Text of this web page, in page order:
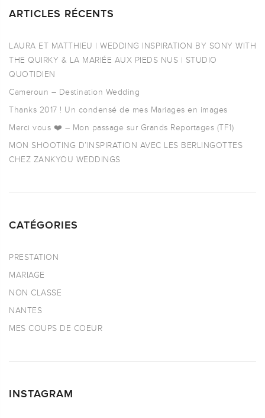
ARTICLES RÉCENTS
LAURA ET MATTHIEU | WEDDING INSPIRATION BY SONY WITH
THE QUIRKY & LA MARIÉE AUX PIEDS NUS | STUDIO
QUOTIDIEN
Cameroun – Destination Wedding
Thanks 2017 ! Un condensé de mes Mariages en images
Merci vous ❤️ – Mon passage sur Grands Reportages (TF1)
MON SHOOTING D’INSPIRATION AVEC LES BERLINGOTTES
CHEZ ZANKYOU WEDDINGS
CATÉGORIES
PRESTATION
MARIAGE
NON CLASSE
NANTES
MES COUPS DE COEUR
INSTAGRAM